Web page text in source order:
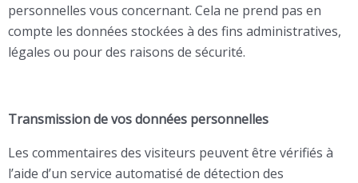
personnelles vous concernant. Cela ne prend pas en
compte les données stockées à des fins administratives,
légales ou pour des raisons de sécurité.
Transmission de vos données personnelles
Les commentaires des visiteurs peuvent être vérifiés à
l’aide d’un service automatisé de détection des